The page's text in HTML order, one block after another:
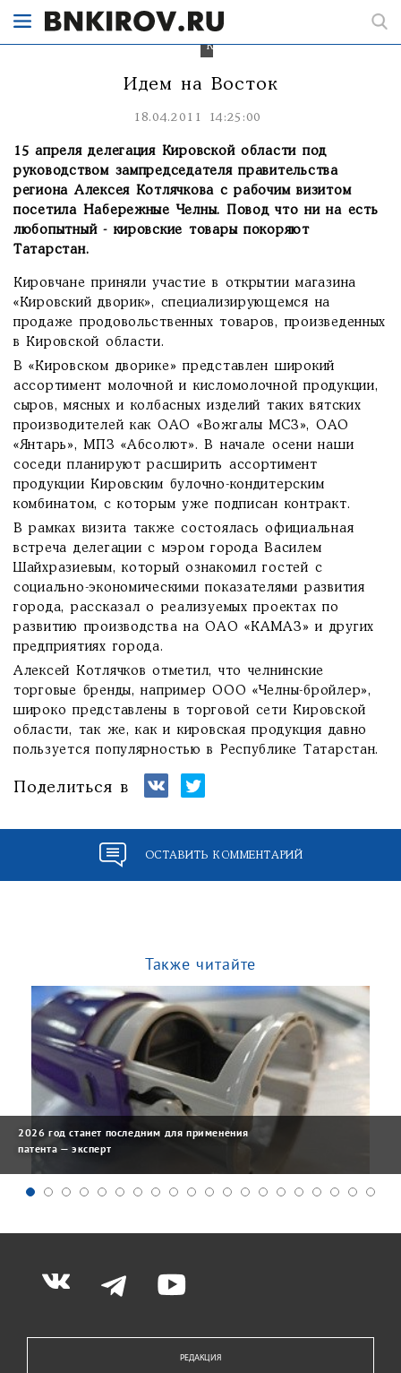
Алексей
Котлячков.
Идем на Восток
18.04.2011 14:25:00
15 апреля делегация Кировской области под
руководством зампредседателя правительства
региона Алексея Котлячкова с рабочим визитом
посетила Набережные Челны. Повод что ни на есть
любопытный - кировские товары покоряют
Татарстан.
Кировчане приняли участие в открытии магазина
«Кировский дворик», специализирующемся на
продаже продовольственных товаров, произведенных
в Кировской области.
В «Кировском дворике» представлен широкий
ассортимент молочной и кисломолочной продукции,
сыров, мясных и колбасных изделий таких вятских
производителей как ОАО «Вожгалы МСЗ», ОАО
«Янтарь», МПЗ «Абсолют». В начале осени наши
соседи планируют расширить ассортимент
продукции Кировским булочно-кондитерским
комбинатом, с которым уже подписан контракт.
В рамках визита также состоялась официальная
встреча делегации с мэром города Василем
Шайхразиевым, который ознакомил гостей с
социально-экономическими показателями развития
города, рассказал о реализуемых проектах по
развитию производства на ОАО «КАМАЗ» и других
предприятиях города.
Алексей Котлячков отметил, что челнинские
торговые бренды, например ООО «Челны-бройлер»,
широко представлены в торговой сети Кировской
области, так же, как и кировская продукция давно
пользуется популярностью в Республике Татарстан.
Поделиться в
ОСТАВИТЬ КОММЕНТАРИЙ
Также читайте
2026 год станет последним для применения
патента — эксперт
РЕДАКЦИЯ